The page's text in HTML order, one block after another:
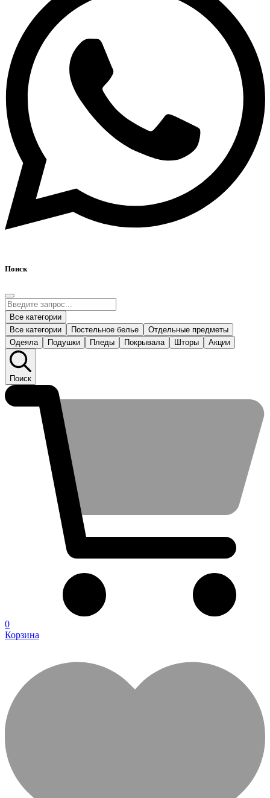
Поиск
Все категории
Все категории
Постельное белье
Отдельные предметы
Одеяла
Подушки Пледы Покрывала Шторы Акции
Поиск
0
Корзина